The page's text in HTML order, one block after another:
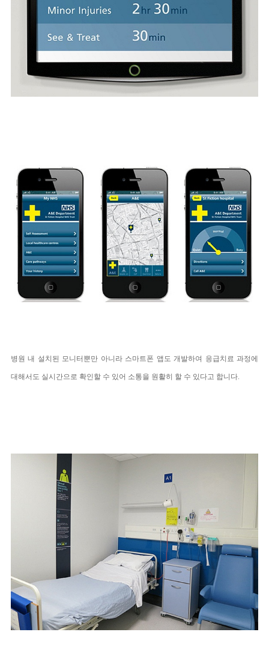
병원 내 설치된 모니터뿐만 아니라 스마트폰 앱도 개발하여 응급치료 과정에
대해서도 실시간으로 확인할 수 있어 소통을 원활히 할 수 있다고 합니다.